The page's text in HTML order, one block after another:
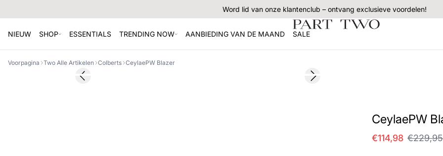
Word lid van onze klantenclub – ontvang exclusieve voordelen!
NIEUW SHOP ESSENTIALS TRENDING NOW AANBIEDING VAN DE MAAND SALE
Voorpagina Two Alle Artikelen Colberts CeylaePW Blazer
SALEPrevious slide Next slide
CeylaePW
€114,98 €229,95